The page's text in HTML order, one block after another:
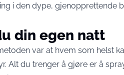
i den dype, gjenopprettende
din egen natt
var at hvem som helst
Alt du trenger å gjøre er å